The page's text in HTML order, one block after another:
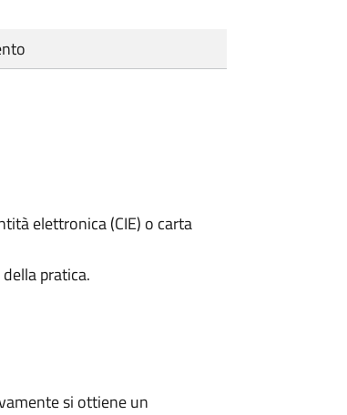
elettronica (CIE) o carta
pratica.
si ottiene un